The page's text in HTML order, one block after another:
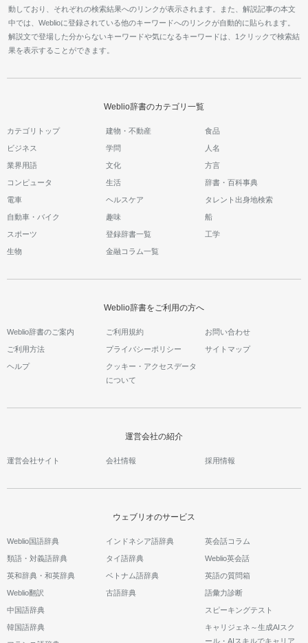
動しており、それぞれの検索結果へのリンクが表示されます。また、解説記事の本文
中では、Weblioに登録されている他のキーワードへのリンクが自動的に貼られます。
解説文で登場した分からないキーワードや気になるキーワードは、1クリックで検索結
果を表示することができます。
Weblio辞書のカテゴリ一覧
カテゴリトップ 建物・不動産 食品
ビジネス 学問 人名
業界用語 文化 方言
コンピュータ 生活 辞書・百科事典
電車 ヘルスケア タレント出身地検索
自動車・バイク 趣味 船
スポーツ 登録辞書一覧 工学
生物 金融コラム一覧
Weblio辞書をご利用の方へ
Weblio辞書のご案内 ご利用規約 お問い合わせ
ご利用方法 プライバシーポリシー サイトマップ
ヘルプ
クッキー・アクセスデータ
について
運営会社の紹介
運営会社サイト 会社情報 採用情報
ウェブリオのサービス
Weblio国語辞典
類語・対義語辞典
英和辞典・和英辞典
Weblio翻訳
中国語辞典
韓国語辞典
インドネシア語辞典
タイ語辞典
ベトナム語辞典
古語辞典
英会話コラム
Weblio英会話
英語の質問箱
語彙力診断
スピーキングテスト
キャリジェネ～生成AIスク
ール・AIスキルでキャリア